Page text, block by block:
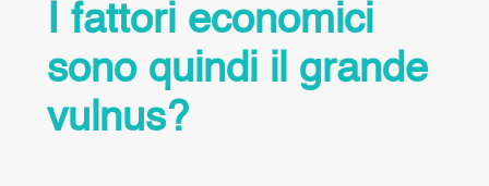
I fattori economici
sono quindi il grande
vulnus?